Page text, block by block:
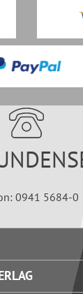
0941 5684-0